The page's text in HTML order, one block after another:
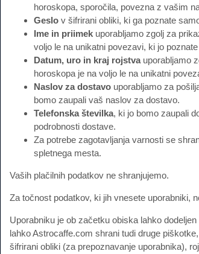
horoskopa, sporočila, povezna z vašim
Geslo v šifrirani obliki, ki ga poznate
Ime in priimek uporabljamo zgolj za
voljo le na unikatni povezavi, ki jo
Datum, uro in kraj rojstvauporabljamo
horoskopa je na voljo le na unikatni
Naslov za dostavo uporabljamo za
bomo zaupali vaš naslov za dostavo.
Telefonska številka, ki jo bomo zaupali
podrobnosti dostave.
Za potrebe zagotavljanja varnosti se
spletnega mesta.
Vaših plačilnih podatkov ne shranjujemo.
Za točnost podatkov, ki jih vnesete uporabniki,
Uporabniku je ob začetku obiska lahko
lahko Astrocaffe.com shrani tudi druge
šifrirani obliki (za prepoznavanje uporabnika),